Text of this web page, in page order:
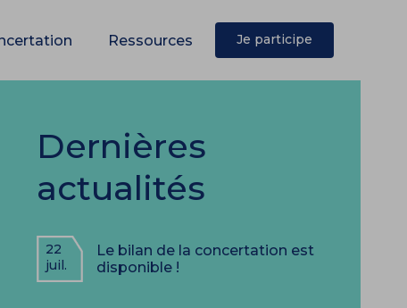
Ressources Je participe
Dernières
actualités
22
juil.
Le bilan de la concertation est
disponible !